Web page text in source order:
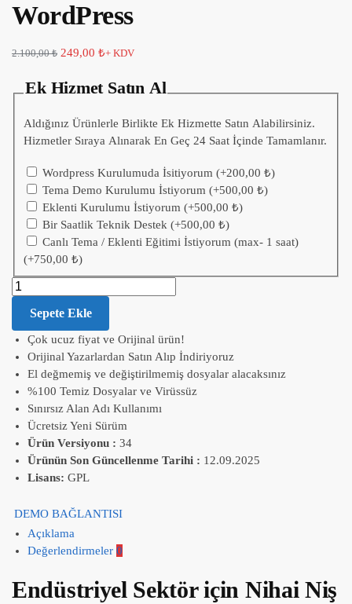
WordPress
2.100,00₺ 249,00 ₺+ KDV
Ek Hizmet Satın Al
Aldığınız Ürünlerle Birlikte Ek Hizmette Satın Alabilirsiniz.
Hizmetler Sıraya Alınarak En Geç 24 Saat İçinde Tamamlanır.
Wordpress Kurulumuda İsitiyorum(+200,00₺)
Tema Demo Kurulumu İstiyorum(+500,00₺)
Eklenti Kurulumu İstiyorum(+500,00₺)
Bir Saatlik Teknik Destek(+500,00₺)
Canlı Tema / Eklenti Eğitimi İstiyorum (max- 1 saat)
(+750,00₺)
Sepete Ekle
Çok ucuz fiyat ve Orijinal ürün!
Orijinal Yazarlardan Satın Alıp İndiriyoruz
El değmemiş ve değiştirilmemiş dosyalar alacaksınız
%100 Temiz Dosyalar ve Virüssüz
Sınırsız Alan Adı Kullanımı
Ücretsiz Yeni Sürüm
Ürün Versiyonu : 34
Ürünün Son Güncellenme Tarihi : 12.09.2025
Lisans: GPL
DEMO BAĞLANTISI
Açıklama
Değerlendirmeler 0
Endüstriyel Sektör için Nihai Niş